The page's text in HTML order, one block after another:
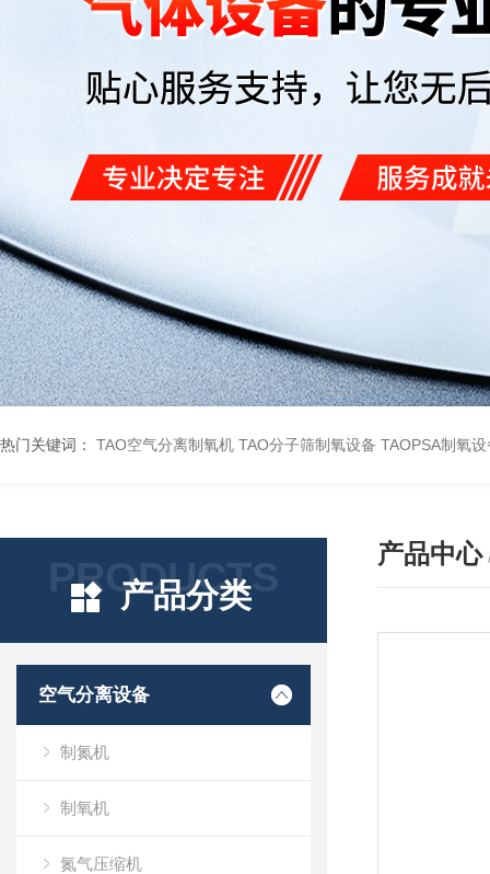
热门关键词： TAO空气分离制氧机 TAO分子筛制氧设备 TAOPSA制氧设
PRODUCTS
产品分类
空气分离设备
制氮机
制氧机
氮气压缩机
产品中心